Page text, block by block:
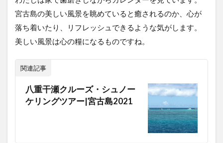
宮古島の美しい風景を眺めていると癒されるのか、心が
落ち着いたり、リフレッシュできるような気がします。
美しい風景は心の糧になるものですね。
関連記事
八重干瀬クルーズ・シュノー
ケリングツアー|宮古島2021